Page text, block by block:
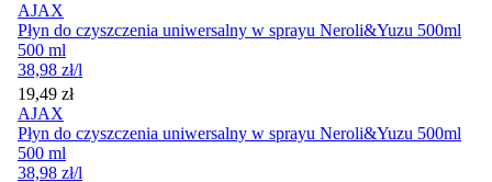
AJAX
Płyn do czyszczenia uniwersalny w sprayu Neroli&Yuzu 500ml
500 ml
38,98 zł/l
Cena
19,49 zł
AJAX
Płyn do czyszczenia uniwersalny w sprayu Neroli&Yuzu 500ml
500 ml
38,98 zł/l